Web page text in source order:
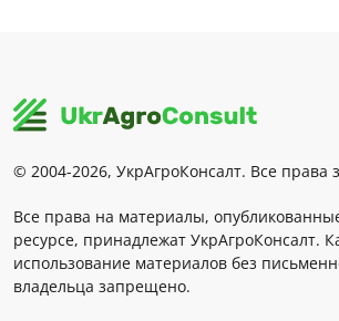
© 2004-2026, УкрАгроКонсалт. Все
Все права на материалы,
ресурсе, принадлежат УкрАгроКонсалт.
использование материалов без
владельца запрещено.